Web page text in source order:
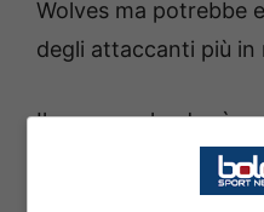
Wolves ma potrebbe
degli attaccanti più in
Il nuovo goleador è
che
dell’attacco del